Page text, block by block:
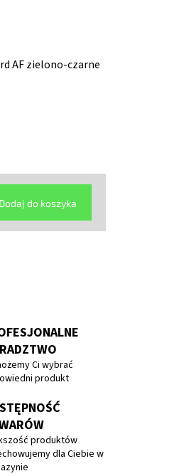
AF zielono-czarne
Dodaj do koszyka
Ci wybrać
produkt
produktów
dla Ciebie w